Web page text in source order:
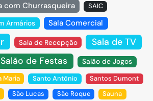
com Churrasqueira
SAIC
Armários Sala Comercial
Sala de Recepção Sala de TV
Salão de Festas Salão de Jogos
Maria Santo Antônio
Santos Dumont
São Lucas São Roque
Sauna